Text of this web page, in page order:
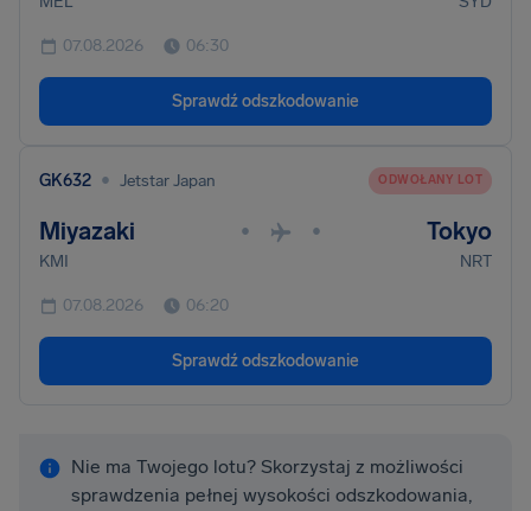
07.08.2026 06:30
Sprawdź odszkodowanie
GK632 • Jetstar Japan ODWOŁANY LOT
Miyazaki • • Tokyo
KMI NRT
07.08.2026 06:20
Sprawdź odszkodowanie
Nie ma Twojego lotu? Skorzystaj z możliwości
sprawdzenia pełnej wysokości odszkodowania,